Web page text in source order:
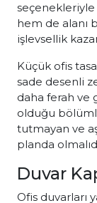
hem de alanı
işlevsellik
Küçük ofis
sade desenli
daha ferah ve
olduğu
tutmayan ve
planda
Duvar
Ofis duvarları